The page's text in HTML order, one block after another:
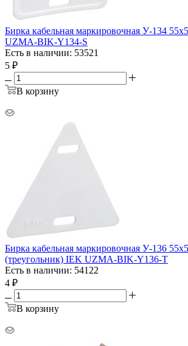
Бирка кабельная маркировочная У-134
UZMA-BIK-Y134-S
Есть в наличии: 53521
5 ₽
В корзину
Бирка кабельная маркировочная У-136
(треугольник) IEK UZMA-BIK-Y136-T
Есть в наличии: 54122
4 ₽
В корзину